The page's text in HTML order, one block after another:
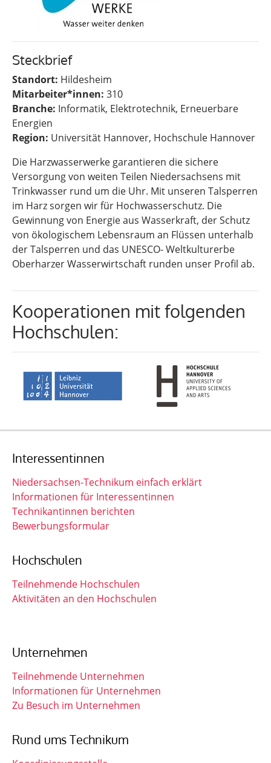
Steckbrief
Standort: Hildesheim
Mitarbeiter*innen: 310
Branche: Informatik, Elektrotechnik, Erneuerbare
Energien
Region: Universität Hannover, Hochschule Hannover
Die Harzwasserwerke garantieren die sichere
Versorgung von weiten Teilen Niedersachsens mit
Trinkwasser rund um die Uhr. Mit unseren Talsperren
im Harz sorgen wir für Hochwasserschutz. Die
Gewinnung von Energie aus Wasserkraft, der Schutz
von ökologischem Lebensraum an Flüssen unterhalb
der Talsperren und das UNESCO- Weltkulturerbe
Oberharzer Wasserwirtschaft runden unser Profil ab.
Kooperationen mit folgenden
Hochschulen:
Interessentinnen
Niedersachsen-Technikum einfach erklärt
Informationen für Interessentinnen
Technikantinnen berichten
Bewerbungsformular
Hochschulen
Teilnehmende Hochschulen
Aktivitäten an den Hochschulen
Unternehmen
Teilnehmende Unternehmen
Informationen für Unternehmen
Zu Besuch im Unternehmen
Rund ums Technikum